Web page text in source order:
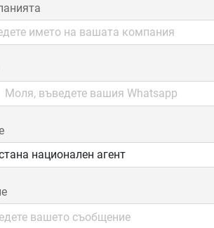
национален агент